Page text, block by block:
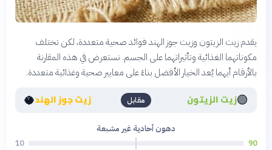
يقدم زيت الزيتون وزيت جوز الهند فوائد صحية متعددة، لكن تختلف
مكوناتهما الغذائية وتأثيراتهما على الجسم. نستعرض في هذه المقارنة
بالأرقام أيهما يُعد الخيار الأفضل بناءً على معايير صحية وغذائية متعددة.
🟢زيت الزيتون مقابل زيت جوز الهند🥥
دهون أحادية غير مشبعة
90
10